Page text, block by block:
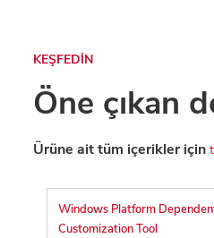
KEŞFEDİN
Öne çıkan
Ürüne ait tüm içerikler için
Windows Platform
Customization Tool